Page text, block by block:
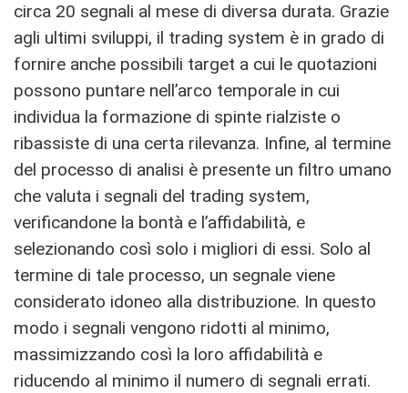
circa 20 segnali al mese di diversa durata. Grazie
agli ultimi sviluppi, il trading system è in grado di
fornire anche possibili target a cui le quotazioni
possono puntare nell’arco temporale in cui
individua la formazione di spinte rialziste o
ribassiste di una certa rilevanza. Infine, al termine
del processo di analisi è presente un filtro umano
che valuta i segnali del trading system,
verificandone la bontà e l’affidabilità, e
selezionando così solo i migliori di essi. Solo al
termine di tale processo, un segnale viene
considerato idoneo alla distribuzione. In questo
modo i segnali vengono ridotti al minimo,
massimizzando così la loro affidabilità e
riducendo al minimo il numero di segnali errati.